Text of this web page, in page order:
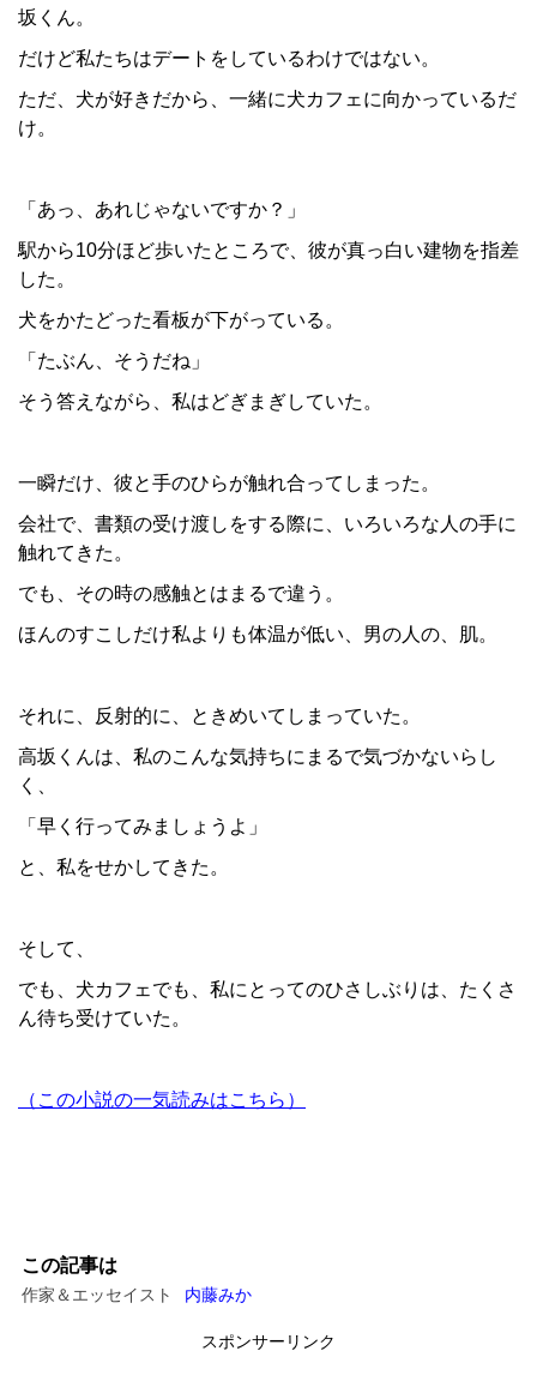
坂くん。
だけど私たちはデートをしているわけではない。
ただ、犬が好きだから、一緒に犬カフェに向かっているだ
け。
「あっ、あれじゃないですか？」
駅から10分ほど歩いたところで、彼が真っ白い建物を指差
した。
犬をかたどった看板が下がっている。
「たぶん、そうだね」
そう答えながら、私はどぎまぎしていた。
一瞬だけ、彼と手のひらが触れ合ってしまった。
会社で、書類の受け渡しをする際に、いろいろな人の手に
触れてきた。
でも、その時の感触とはまるで違う。
ほんのすこしだけ私よりも体温が低い、男の人の、肌。
それに、反射的に、ときめいてしまっていた。
高坂くんは、私のこんな気持ちにまるで気づかないらし
く、
「早く行ってみましょうよ」
と、私をせかしてきた。
そして、
でも、犬カフェでも、私にとってのひさしぶりは、たくさ
ん待ち受けていた。
（この小説の一気読みはこちら）
この記事は
作家＆エッセイスト 内藤みか
スポンサーリンク